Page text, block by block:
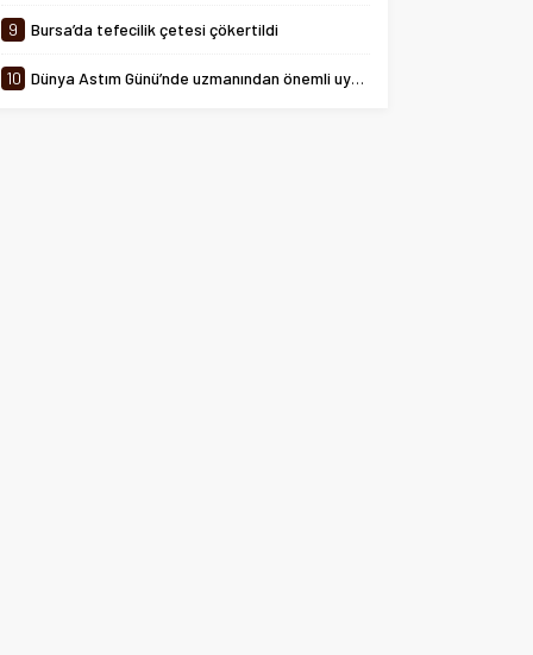
9 Bursa’da tefecilik çetesi çökertildi
10 Dünya Astım Günü’nde uzmanından önemli uyarılar